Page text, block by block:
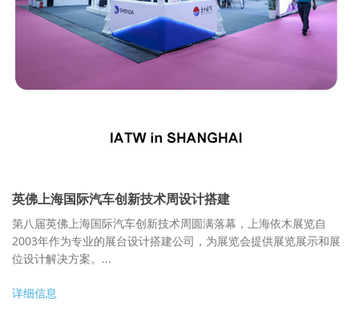
英佛上海国际汽车创新技术周设计搭建
第八届英佛上海国际汽车创新技术周圆满落幕，上海依木展览自
2003年作为专业的展台设计搭建公司，为展览会提供展览展示和展
位设计解决方案。...
详细信息